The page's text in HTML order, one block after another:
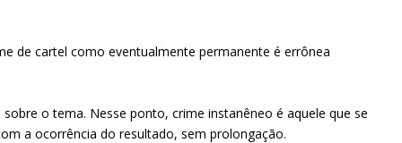
de cartel como eventualmente permanente é errônea
o tema. Nesse ponto, crime instanêneo é aquele que se
a ocorrência do resultado, sem prolongação.